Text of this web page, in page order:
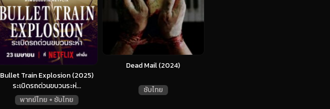
Bullet Train Explosion (2025)
ระเบิดรถด่วนขบวนระห่...
พากย์ไทย + ซับไทย
Dead Mail (2024)
ซับไทย